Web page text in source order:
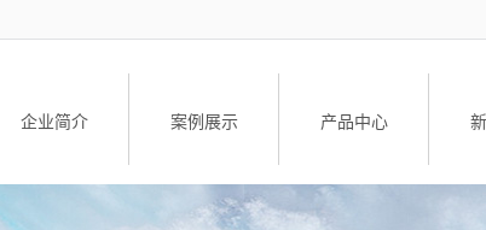
企业简介 案例展示 产品中心
工业油烟净化设备